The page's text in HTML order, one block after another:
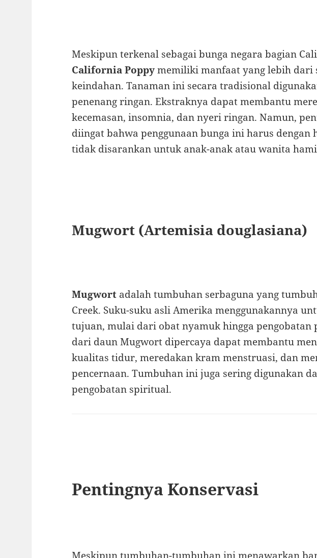
Meskipun terkenal sebagai bunga negara bagian
California Poppymemiliki manfaat yang lebih dari
keindahan. Tanaman ini secara tradisional
penenang ringan. Ekstraknya dapat membantu
kecemasan, insomnia, dan nyeri ringan. Namun,
diingat bahwa penggunaan bunga ini harus dengan
tidak disarankan untuk anak-anak atau wanita
Mugwort (Artemisia douglasiana)
Mugwort adalah tumbuhan serbaguna yang
Creek. Suku-suku asli Amerika menggunakannya
tujuan, mulai dari obat nyamuk hingga pengobatan
dari daun Mugwort dipercaya dapat membantu
kualitas tidur, meredakan kram menstruasi, dan
pencernaan. Tumbuhan ini juga sering digunakan
pengobatan spiritual.
Pentingnya Konservasi